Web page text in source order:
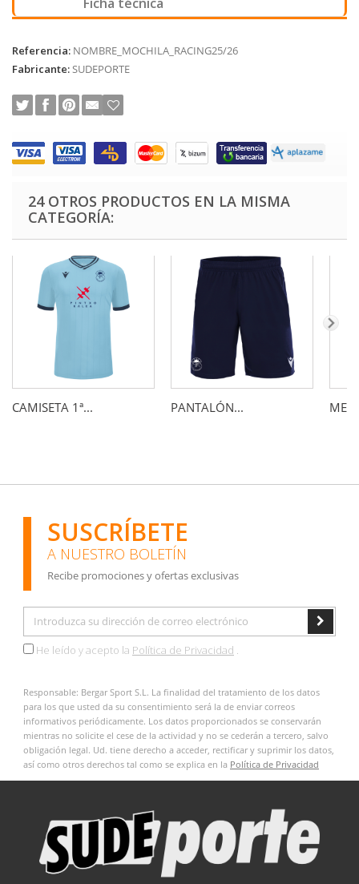
Referencia: NOMBRE_MOCHILA_RACING25/26
Fabricante:SUDEPORTE
24 OTROS PRODUCTOS EN LA MISMA
CATEGORÍA:
CAMISETA 1ª... PANTALÓN...
SUSCRÍBETE
A NUESTRO BOLETÍN
Recibe promociones y ofertas exclusivas
He leído y acepto la Política de Privacidad .
Responsable: Bergar Sport S.L. La finalidad del tratamiento de los datos
para los que usted da su consentimiento será la de enviar correos
informativos periódicamente. Los datos proporcionados se conservarán
mientras no solicite el cese de la actividad y no se cederán a tercero, salvo
obligación legal. Ud. tiene derecho a acceder, rectificar y suprimir los datos,
así como otros derechos tal como se explica en la Política de Privacidad